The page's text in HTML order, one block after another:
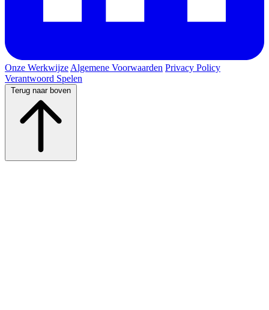
Onze Werkwijze Algemene Voorwaarden Privacy Policy
Verantwoord Spelen
Terug naar boven